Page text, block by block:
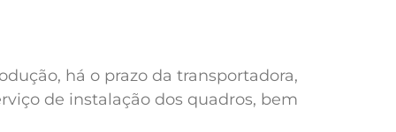
há o prazo da transportadora,
de instalação dos quadros, bem